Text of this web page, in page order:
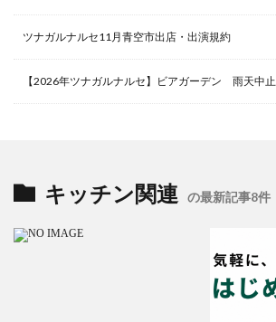
ツナガルナルセ11月青空市出店・出演規約
【2026年ツナガルナルセ】ビアガーデン 雨天中止
キッチン関連 の最新記事8件